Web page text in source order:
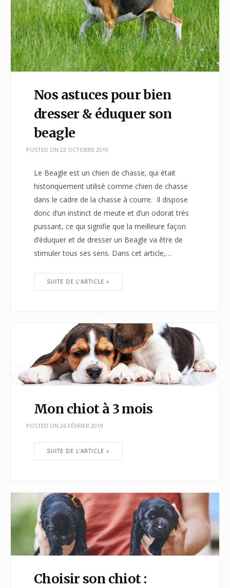
Nos astuces pour bien
dresser & éduquer son
beagle
POSTED ON 23 OCTOBRE 2019
Le Beagle est un chien de chasse, qui était
historiquement utilisé comme chien de chasse
dans le cadre de la chasse à courre. Il dispose
donc d’un instinct de meute et d’un odorat très
puissant, ce qui signifie que la meilleure façon
d’éduquer et de dresser un Beagle va être de
stimuler tous ses sens. Dans cet article,…
SUITE DE L'ARTICLE
Mon chiot à 3 mois
POSTED ON 26 FÉVRIER 2019
SUITE DE L'ARTICLE
Choisir son chiot :